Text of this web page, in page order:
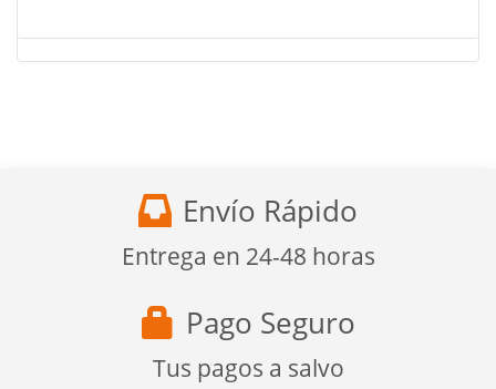
Envío Rápido
Entrega en 24-48 horas
Pago Seguro
Tus pagos a salvo